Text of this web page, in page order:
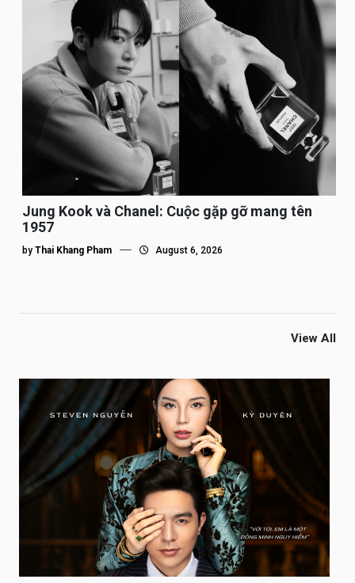
Jung Kook và Chanel: Cuộc gặp gỡ mang tên
1957
by Thai Khang Pham August 6, 2026
View All